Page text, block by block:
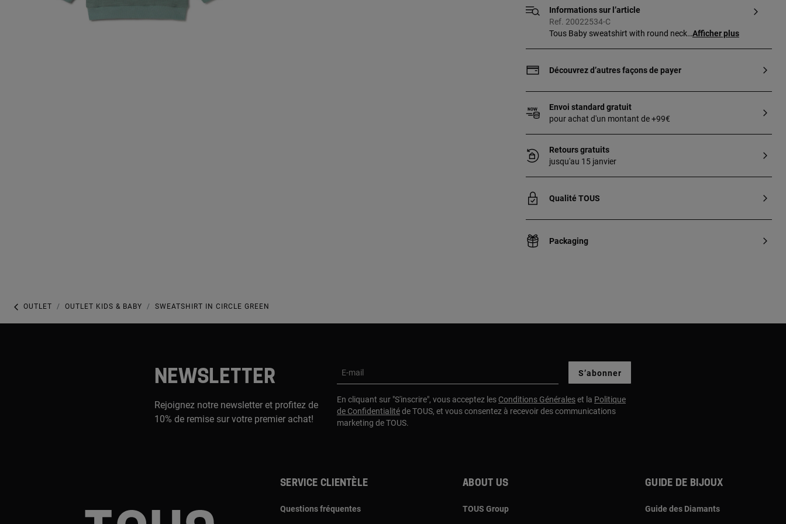
Informations sur l’article
Ref. 20022534-C
Tous Baby sweatshirt with round neck
neckline. Composition: 88% Cotton 12%
Details: Wash before use, wash with
similar colours, do not tumble dry, wash at
30º.
Afficher plus
Découvrez d’autres façons de payer
Envoi standard gratuit
pour achat d'un montant de +99€
Retours gratuits
jusqu'au 15 janvier
Qualité TOUS
Packaging
OUTLET OUTLET KIDS & BABY SWEATSHIRT IN CIRCLE GREEN
NEWSLETTER
Rejoignez notre newsletter et profitez de
10% de remise sur votre premier achat!
E-mail S’abonner
En cliquant sur "S'inscrire", vous acceptez les Conditions Généraleset la Politique
de Confidentialitéde TOUS, et vous consentez à recevoir des communications
marketing de TOUS.
Service clientèle
Questions fréquentes
About us
TOUS Group
Guide de bijoux
Guide des Diamants